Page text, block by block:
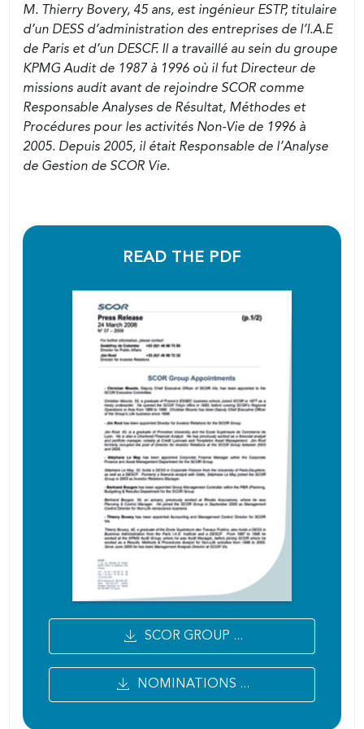
M. Thierry Bovery, 45 ans, est ingénieur ESTP, titulaire
d’un DESS d’administration des entreprises de l’I.A.E
de Paris et d’un DESCF. Il a travaillé au sein du groupe
KPMG Audit de 1987 à 1996 où il fut Directeur de
missions audit avant de rejoindre SCOR comme
Responsable Analyses de Résultat, Méthodes et
Procédures pour les activités Non-Vie de 1996 à
2005. Depuis 2005, il était Responsable de l’Analyse
de Gestion de SCOR Vie.
READ THE PDF
SCOR GROUP ...
NOMINATIONS ...